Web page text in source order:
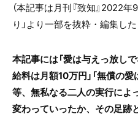
（本記事は月刊『致知』2022
り」より一部を抜粋・編集した
本記事には「愛は与えっ放し
給料は月額10万円」「無償の
等、無私なる二人の実行によ
変わっていったか、その足跡